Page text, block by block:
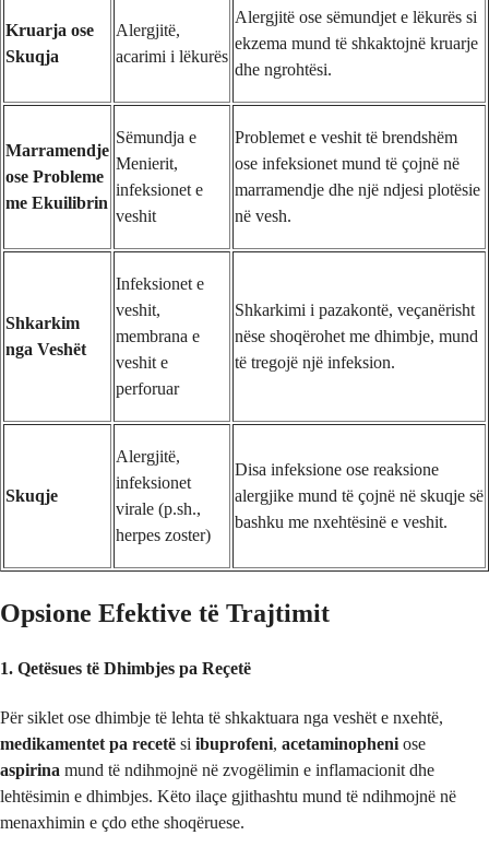
Kruarja ose
Skuqja
Alergjitë,
acarimi i lëkurës
Alergjitë ose sëmundjet e lëkurës si
ekzema mund të shkaktojnë kruarje
dhe ngrohtësi.
Marramendje
ose Probleme
me Ekuilibrin
Sëmundja e
Menierit,
infeksionet e
veshit
Problemet e veshit të brendshëm
ose infeksionet mund të çojnë në
marramendje dhe një ndjesi plotësie
në vesh.
Shkarkim
nga Veshët
Infeksionet e
veshit,
membrana e
veshit e
perforuar
Shkarkimi i pazakontë, veçanërisht
nëse shoqërohet me dhimbje, mund
të tregojë një infeksion.
Skuqje
Alergjitë,
infeksionet
virale (p.sh.,
herpes zoster)
Disa infeksione ose reaksione
alergjike mund të çojnë në skuqje së
bashku me nxehtësinë e veshit.
Opsione Efektive të Trajtimit
1. Qetësues të Dhimbjes pa Reçetë
Për siklet ose dhimbje të lehta të shkaktuara nga veshët e nxehtë,
medikamentet pa recetë si ibuprofeni, acetaminopheni ose
aspirina mund të ndihmojnë në zvogëlimin e inflamacionit dhe
lehtësimin e dhimbjes. Këto ilaçe gjithashtu mund të ndihmojnë në
menaxhimin e çdo ethe shoqëruese.